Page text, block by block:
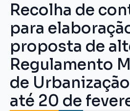
Recolha de
para
proposta de
Regulamento
de
até 20 de